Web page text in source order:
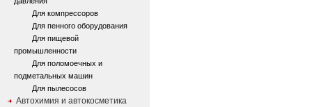
Для компрессоров
Для пенного оборудования
Для пищевой
промышленности
Для поломоечных и
подметальных машин
Для пылесосов
Автохимия и автокосметика